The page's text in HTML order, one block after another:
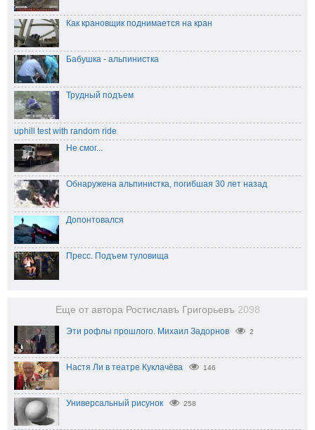
Как крановщик поднимается на кран
Бабушка - альпинистка
Трудный подъем
uphill test with random ride
Не смог...
Обнаружена альпинистка, погибшая 30 лет назад
Допонтовался
Пресс. Подъем туловища
Еще от автора Ростиславъ Григорьевъ 2098
Эти рофлы прошлого. Михаил Задорнов 2
Настя Ли в театре Куклачёва 146
Универсальный рисунок 258